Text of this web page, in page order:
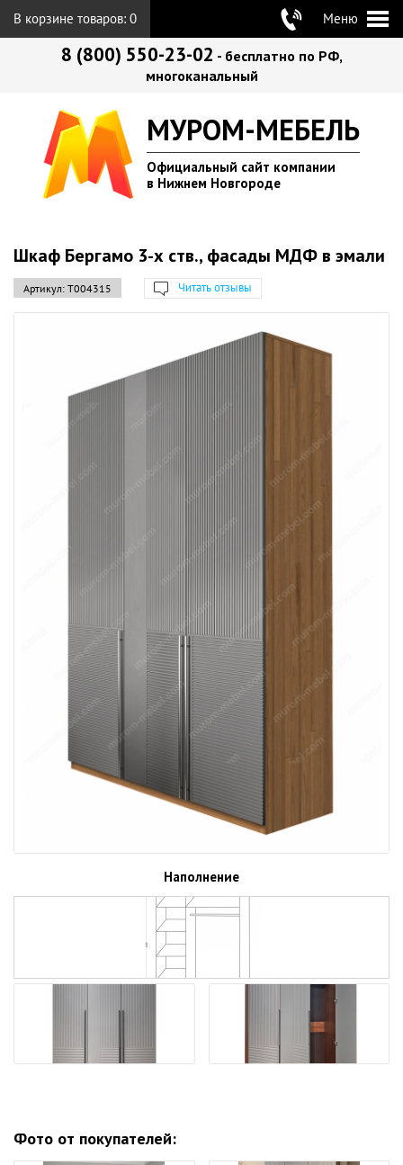
В корзине товаров: 0 Меню
8 (800) 550-23-02 - бесплатно по РФ,
многоканальный
МУРОМ-МЕБЕЛЬ
Официальный сайт компании
в Нижнем Новгороде
Шкаф Бергамо 3-х ств., фасады МДФ в эмали
Артикул: Т004315 Читать отзывы
Наполнение
Фото от покупателей: